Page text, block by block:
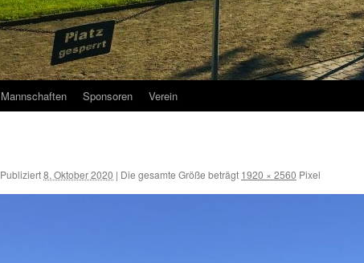
Mannschaften Sponsoren Verein
Publiziert8. Oktober 2020 | Die gesamte Größe beträgt 1920 × 2560 Pixel